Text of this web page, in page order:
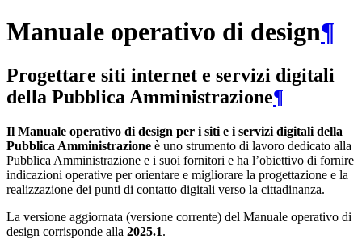
Manuale operativo di design¶
Progettare siti internet e servizi digitali
della Pubblica Amministrazione¶
Il Manuale operativo di design per i siti e i servizi digitali della
Pubblica Amministrazione è uno strumento di lavoro dedicato alla
Pubblica Amministrazione e i suoi fornitori e ha l’obiettivo di fornire
indicazioni operative per orientare e migliorare la progettazione e la
realizzazione dei punti di contatto digitali verso la cittadinanza.
La versione aggiornata (versione corrente) del Manuale operativo di
design corrisponde alla 2025.1.